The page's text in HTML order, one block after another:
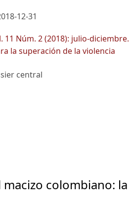
12-31
11 Núm. 2 (2018): julio-diciembre.
la superación de la violencia
central
colombiano: la